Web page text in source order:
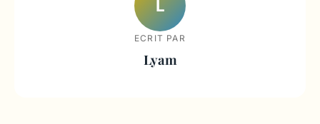
L
ECRIT PAR
Lyam